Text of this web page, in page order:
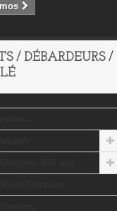
/ DÉBARDEURS /